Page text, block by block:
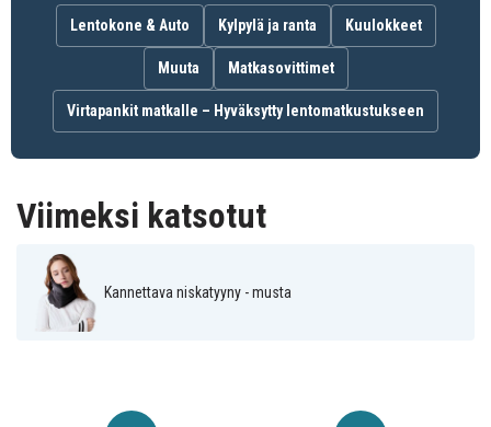
Lentokone & Auto Kylpylä ja ranta Kuulokkeet
Muuta Matkasovittimet
Virtapankit matkalle – Hyväksytty lentomatkustukseen
Viimeksi katsotut
Kannettava niskatyyny - musta